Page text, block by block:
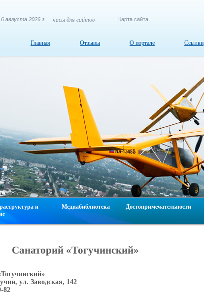
августа 2026 г. часы для сайтов Карта сайта
Главная Отзывы О портале Ссылки
и
Медиабиблиотека Достопримечательности
Санаторий «Тогучинский»
ул. Заводская, 142
82